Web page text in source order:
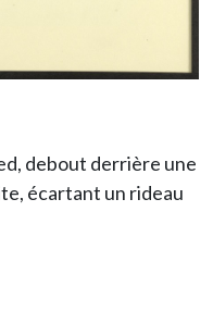
debout derrière une
écartant un rideau